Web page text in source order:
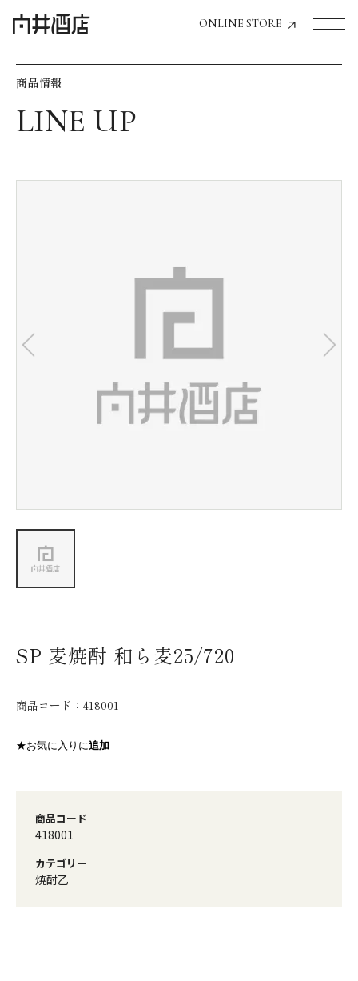
ONLINE STORE
飲食店経営のお客様
お気に入り機能の活用方法
会社情報
商品情報
SP 麦焼酎 和ら麦25/720
商品コード： 418001
★お気に入りに追加
商品コード
418001
カテゴリー
焼酎乙